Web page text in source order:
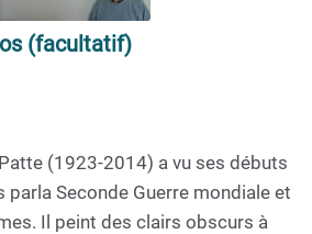
(facultatif)
(1923-2014) a vu ses débuts
Seconde Guerre mondiale et
Il peint des clairs obscurs à